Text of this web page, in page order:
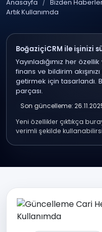
Anasayfa / Bizden
Artık Kullanımda
BoğaziçiCRM ile işinizi
Yayınladığımız her
finans ve bildirim
getirmek için tasarlandı.
parçası.
Son güncelleme:
Yeni özellikler çıktıkça
verimli şekilde